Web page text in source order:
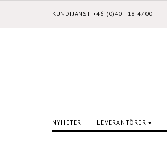
KUNDTJÄNST +46 (0)40 - 18 4700
NYHETER LEVERANTÖRER